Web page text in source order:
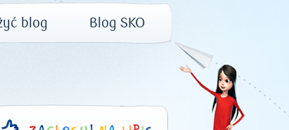
blog Blog SKO